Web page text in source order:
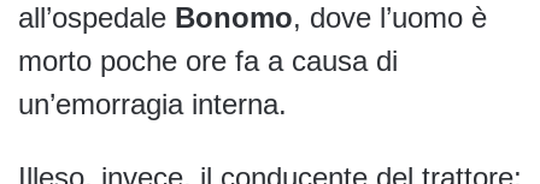
all’ospedale Bonomo, dove l’uomo è
morto poche ore fa a causa di
un’emorragia interna.